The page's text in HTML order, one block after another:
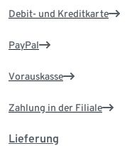
Debit- und Kreditkarte
PayPal
Vorauskasse
Zahlung in der Filiale
Lieferung